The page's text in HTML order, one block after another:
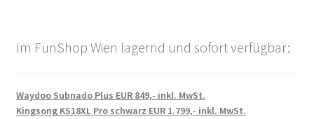
Im FunShop Wien lagernd und sofort verfügbar:
Waydoo Subnado Plus EUR 849,- inkl. MwSt.
Kingsong KS18XL Pro schwarz EUR 1.799,- inkl. MwSt.